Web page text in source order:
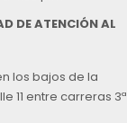
DE ATENCIÓN AL
los bajos de la
11 entre carreras 3ª